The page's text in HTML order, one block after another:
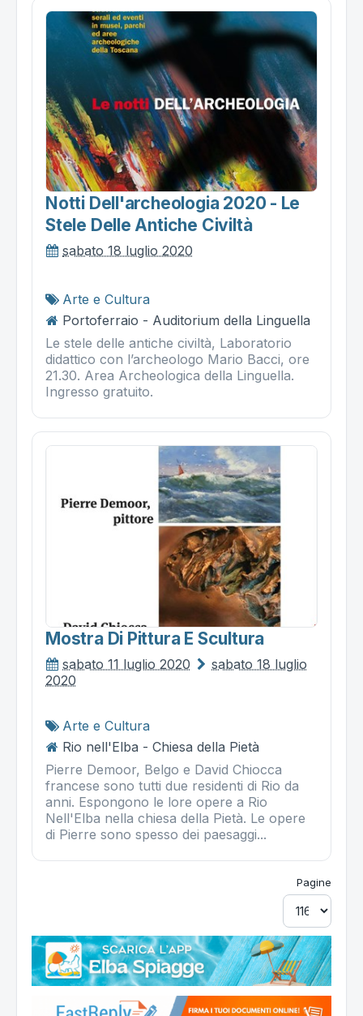
Notti Dell'archeologia 2020 - Le
Stele Delle Antiche Civiltà
sabato 18 luglio 2020
Arte e Cultura
Portoferraio - Auditorium della Linguella
Le stele delle antiche civiltà, Laboratorio
didattico con l’archeologo Mario Bacci, ore
21.30. Area Archeologica della Linguella.
Ingresso gratuito.
Mostra Di Pittura E Scultura
sabato 11 luglio 2020
sabato 18 luglio
2020
Arte e Cultura
Rio nell'Elba - Chiesa della Pietà
Pierre Demoor, Belgo e David Chiocca
francese sono tutti due residenti di Rio da
anni. Espongono le lore opere a Rio
Nell'Elba nella chiesa della Pietà. Le opere
di Pierre sono spesso dei paesaggi...
Pagine